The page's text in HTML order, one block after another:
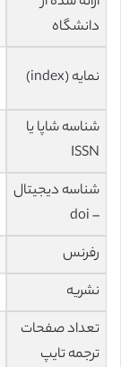
دانشگاه
نمایه (index)
شناسه شاپا یا
ISSN
شناسه دیجیتال
– doi
رفرنس
نشریه
تعداد صفحات
ترجمه تایپ